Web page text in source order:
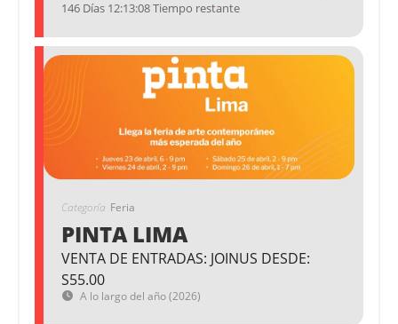
146 Días 12:13:08 Tiempo restante
Categoría Feria
PINTA LIMA
VENTA DE ENTRADAS: JOINUS DESDE:
S55.00
A lo largo del año (2026)